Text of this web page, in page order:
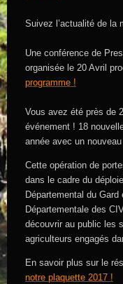
Suivez l’actualité de la
Une conférence de
organisée le 20 Avril
programme !
Vous avez été près de
événement ! 18
année avec un
Cette opération de
dans le cadre du
Départemental du
Départementale des
découvrir au public les
agriculteurs engagés
En savoir plus sur le
notre plaquette 2017 !